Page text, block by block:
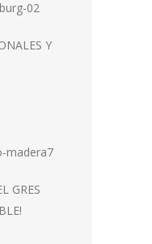
Y
GRES